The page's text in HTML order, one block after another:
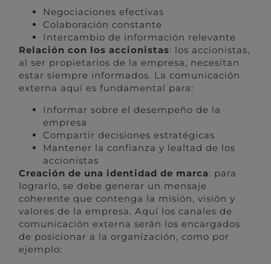
Negociaciones efectivas
Colaboración constante
Intercambio de información relevante
Relación con los accionistas: los accionistas,
al ser propietarios de la empresa, necesitan
estar siempre informados. La comunicación
externa aquí es fundamental para:
Informar sobre el desempeño de la
empresa
Compartir decisiones estratégicas
Mantener la confianza y lealtad de los
accionistas
Creación de una identidad de marca: para
lograrlo, se debe generar un mensaje
coherente que contenga la misión, visión y
valores de la empresa. Aquí los canales de
comunicación externa serán los encargados
de posicionar a la organización, como por
ejemplo: